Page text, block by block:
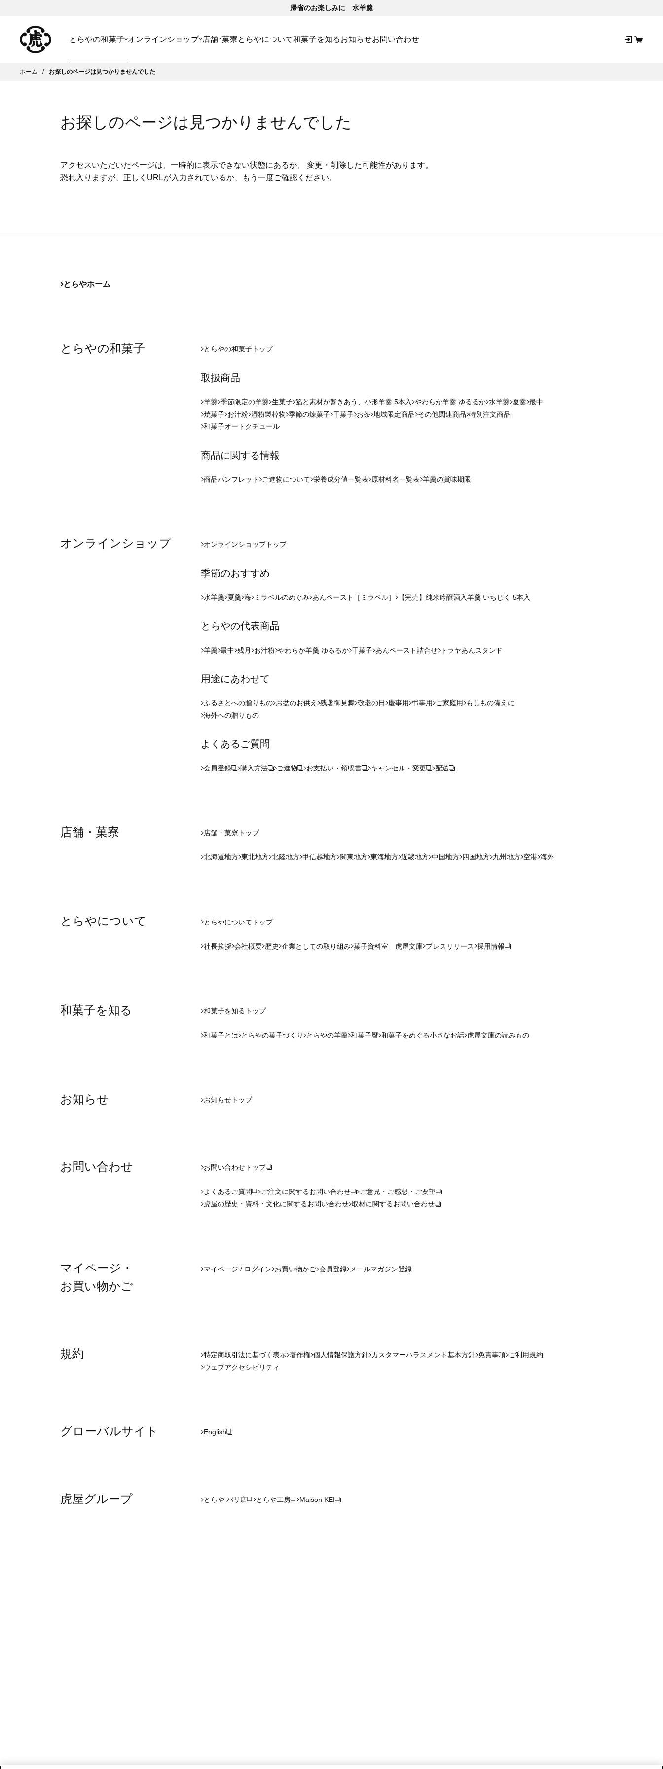
帰省のお楽しみに 水羊羹
とらやの和菓子 オンラインショップ 店舗･菓寮とらやについて和菓子を知るお知らせお問い合わせ
ホーム お探しのページは見つかりませんでした
お探しのページは見つかりませんでした
アクセスいただいたページは、一時的に表示できない状態にあるか、 変更・削除した可能性があります。
恐れ入りますが、正しくURLが入力されているか、もう一度ご確認ください。
とらやホーム
とらやの和菓子 とらやの和菓子 トップ
取扱商品
羊羹 季節限定の羊羹 生菓子 餡と素材が響きあう、小形羊羹 5本入 やわらか羊羹 ゆるるか 水羊羹 夏羹 最中
焼菓子 お汁粉 湿粉製棹物 季節の煉菓子 干菓子 お茶 地域限定商品 その他関連商品 特別注文商品
和菓子オートクチュール
商品に関する情報
商品パンフレット ご進物について 栄養成分値一覧表 原材料名一覧表 羊羹の賞味期限
オンラインショップ オンラインショップトップ
季節のおすすめ
水羊羹 夏羹 海 ミラベルのめぐみ あんペースト［ミラベル］ 【完売】純米吟醸酒入羊羹 いちじく 5本入
とらやの代表商品
羊羹 最中 残月 お汁粉 やわらか羊羹 ゆるるか 干菓子 あんペースト詰合せ トラヤあんスタンド
用途にあわせて
ふるさとへの贈りもの お盆のお供え 残暑御見舞 敬老の日 慶事用 弔事用 ご家庭用
もしもの備えに
海外への贈りもの
よくあるご質問
会員登録 購入方法 ご進物 お支払い・領収書 キャンセル・変更 配送
店舗・菓寮 店舗・菓寮 トップ
北海道地方 東北地方 北陸地方 甲信越地方 関東地方 東海地方 近畿地方 中国地方 四国地方 九州地方 空港 海外
とらやについて とらやについて トップ
社長挨拶 会社概要 歴史 企業としての取り組み 菓子資料室 虎屋文庫 プレスリリース 採用情報
和菓子を知る 和菓子を知る トップ
和菓子とは とらやの菓子づくり とらやの羊羹 和菓子暦 和菓子をめぐる小さなお話 虎屋文庫の読みもの
お知らせ お知らせ トップ
お問い合わせ お問い合わせ トップ
よくあるご質問 ご注文に関するお問い合わせ
ご意見・ご感想・ご要望
虎屋の歴史・資料・文化に関するお問い合わせ 取材に関するお問い合わせ
マイページ・
お買い物かご
マイページ / ログイン お買い物かご 会員登録 メールマガジン登録
規約 特定商取引法に基づく表示 著作権 個人情報保護方針 カスタマーハラスメント基本方針 免責事項 ご利用規約
ウェブアクセシビリティ
グローバルサイト English
虎屋グループ とらや パリ店 とらや工房 Maison KEI